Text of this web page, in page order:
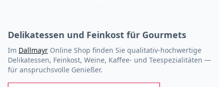
Delikatessen und Feinkost für Gourmets
Im Dallmayr Online Shop finden Sie qualitativ-hochwertige
Delikatessen, Feinkost, Weine, Kaffee- und Teespezialitäten —
für anspruchsvolle Genießer.